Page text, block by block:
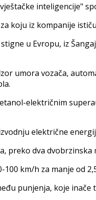
inteligencije"
koju iz kompanije
u Evropu, iz
umora vozača,
električnim
električne
dva dvobrzinska
km/h za manje od
punjenja, koje